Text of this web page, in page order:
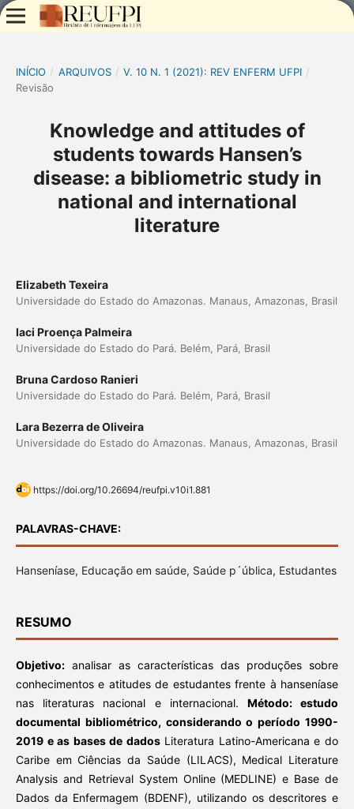
INÍCIO / ARQUIVOS / V. 10 N. 1 (2021): REV ENFERM UFPI /
Revisão
Knowledge and attitudes of
students towards Hansen’s
disease: a bibliometric study in
national and international
literature
Elizabeth Texeira
Universidade do Estado do Amazonas. Manaus, Amazonas, Brasil
Iaci Proença Palmeira
Universidade do Estado do Pará. Belém, Pará, Brasil
Bruna Cardoso Ranieri
Universidade do Estado do Pará. Belém, Pará, Brasil
Lara Bezerra de Oliveira
Universidade do Estado do Amazonas. Manaus, Amazonas, Brasil
https://doi.org/10.26694/reufpi.v10i1.881
PALAVRAS-CHAVE:
Hanseníase, Educação em saúde, Saúde p´ública, Estudantes
RESUMO
Objetivo:analisar as características das produções sobre
conhecimentos e atitudes de estudantes frente à hanseníase
nas literaturas nacional e internacional. Método:estudo
documental bibliométrico, considerando o período 1990-
2019 e as bases de dadosLiteratura Latino-Americana e do
Caribe em Ciências da Saúde (LILACS), Medical Literature
Analysis and Retrieval System Online (MEDLINE) e Base de
Dados da Enfermagem (BDENF), utilizando os descritores e